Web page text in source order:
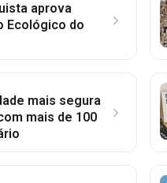
aprova
Ecológico do
mais segura
mais de 100